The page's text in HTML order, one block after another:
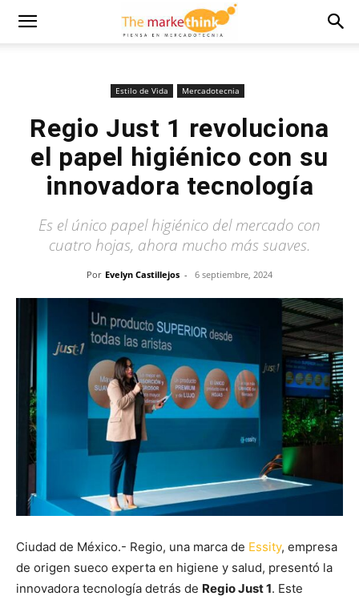
Estilo de Vida Mercadotecnia
Regio Just 1 revoluciona
el papel higiénico con su
innovadora tecnología
Es el único papel higiénico del mercado con
cuatro hojas, ahora mucho más suaves.
Por Evelyn Castillejos - 6 septiembre, 2024
Ciudad de México.- Regio, una marca de Essity, empresa
de origen sueco experta en higiene y salud, presentó la
innovadora tecnología detrás de Regio Just 1. Este